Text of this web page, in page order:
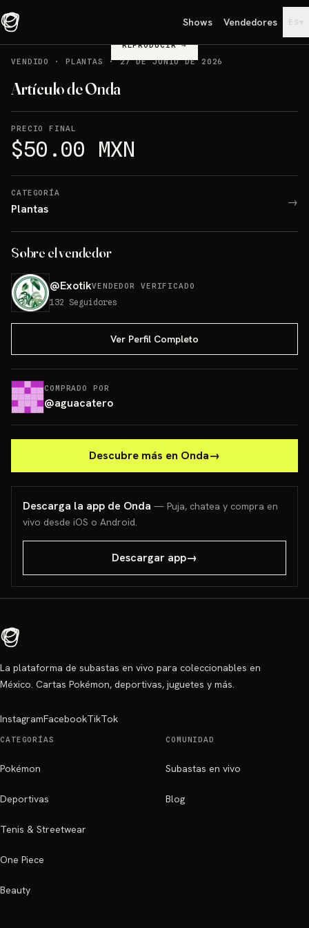
Shows Vendedores ES ▾
REPRODUCIR→
VENDIDO
· PLANTAS ·27 DE JUNIO DE 2026
Artículo de Onda
PRECIO FINAL
$50.00 MXN
CATEGORÍA
Plantas →
Sobre el vendedor
@ExotikVENDEDOR VERIFICADO
132 Seguidores
Ver Perfil Completo
COMPRADO POR
@aguacatero
Descubre más en Onda→
Descarga la app de Onda — Puja, chatea y compra en
vivo desde iOS o Android.
Descargar app→
La plataforma de subastas en vivo para coleccionables en
México. Cartas Pokémon, deportivas, juguetes y más.
InstagramFacebookTikTok
CATEGORÍAS
Pokémon
Deportivas
Tenis & Streetwear
One Piece
Beauty
COMUNIDAD
Subastas en vivo
Blog